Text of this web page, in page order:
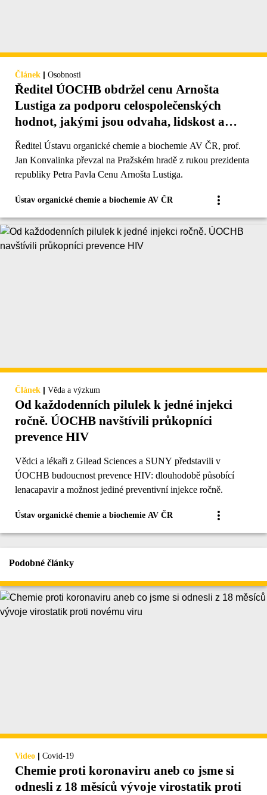
Článek | Osobnosti
Ředitel ÚOCHB obdržel cenu Arnošta
Lustiga za podporu celospolečenských
hodnot, jakými jsou odvaha, lidskost a
spravedlnost
Ředitel Ústavu organické chemie a biochemie AV ČR, prof.
Jan Konvalinka převzal na Pražském hradě z rukou prezidenta
republiky Petra Pavla Cenu Arnošta Lustiga.
Ústav organické chemie a biochemie AV ČR
Článek | Věda a výzkum
Od každodenních pilulek k jedné injekci
ročně. ÚOCHB navštívili průkopníci
prevence HIV
Vědci a lékaři z Gilead Sciences a SUNY představili v
ÚOCHB budoucnost prevence HIV: dlouhodobě působící
lenacapavir a možnost jediné preventivní injekce ročně.
Ústav organické chemie a biochemie AV ČR
Podobné články
Video | Covid-19
Chemie proti koronaviru aneb co jsme si
odnesli z 18 měsíců vývoje virostatik proti